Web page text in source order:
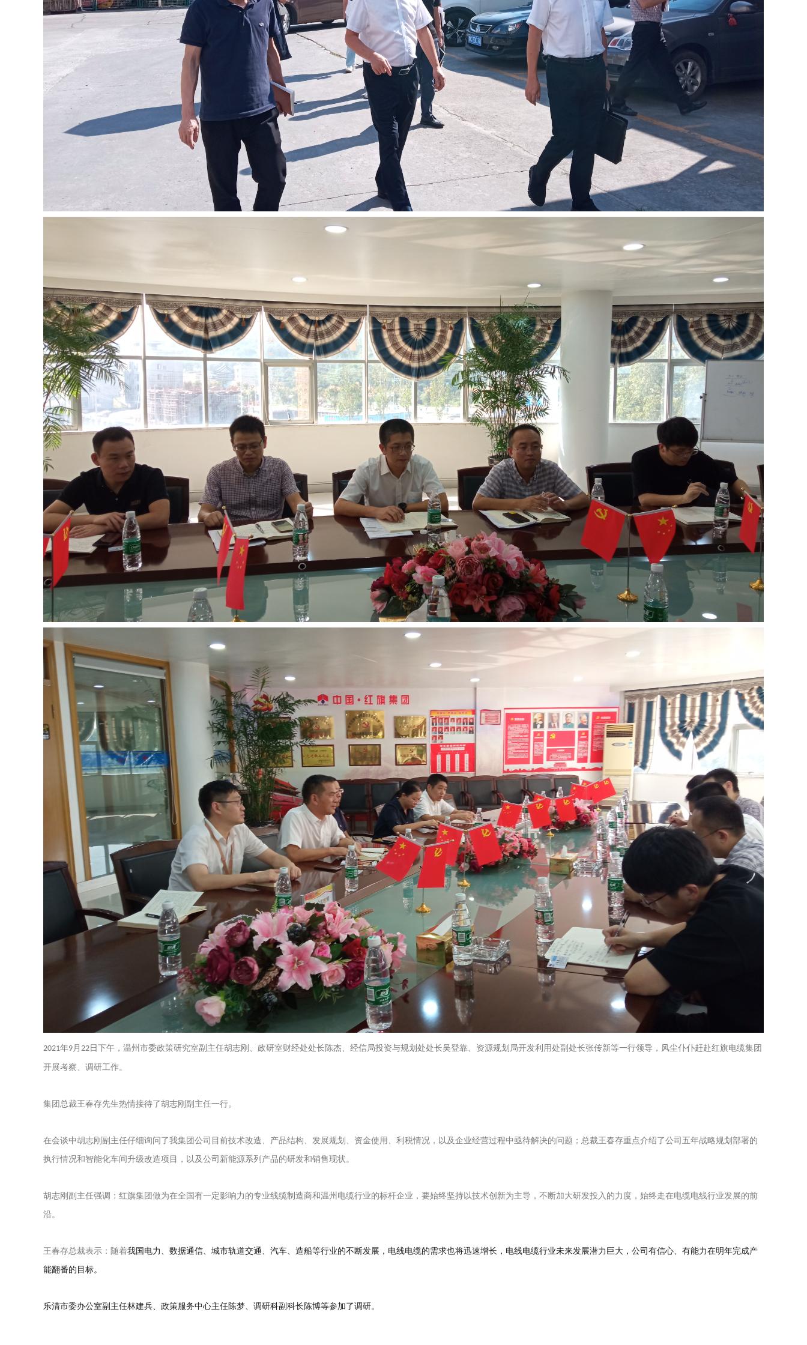
2021年9月 22 日下午，温州市委政策研究室副主任胡志刚、政研室财经处处长陈杰、 经信局投资与规划处处长吴登靠、 资源规划局开发利用处副处长张传新等一行领导，风尘仆仆赶赴红旗电缆集团
开展考察、调研工作。
集团总裁王春存先生热情接待了胡志刚副主任一行。
在会谈中胡志刚副主任仔细询问了我集团公司目前技术改造、产品结构、发展规划、资金使用、利税情况，以及企业经营过程中亟待解决的问题；总裁王春存重点介绍了公司五年战略规划部署的
执行情况和智能化车间 升级改造项目，以及公司新能源系列产品的研发和销售现状。
胡志刚副主任强调：红旗集团做为在全国有一定影响力的专业线缆制造商和温州电缆行业的标杆企业，要始终坚持以技术创新为主导，不断加大研发投入的力度，始终走在电缆电线行业发展的前
沿。
王春存总裁表示：随着我国电力、数据通信、城市轨道交通、汽车、造船等行业的不断发展，电线电缆的需求也将迅速增长，电线电缆行业未来发展潜力巨大 ，公司有信心、有能力在明年完成产
能翻番的目标。
乐清市委办公室副主任林建兵、政策服务中心主任陈梦、调研科副科长陈博等参加了调研。